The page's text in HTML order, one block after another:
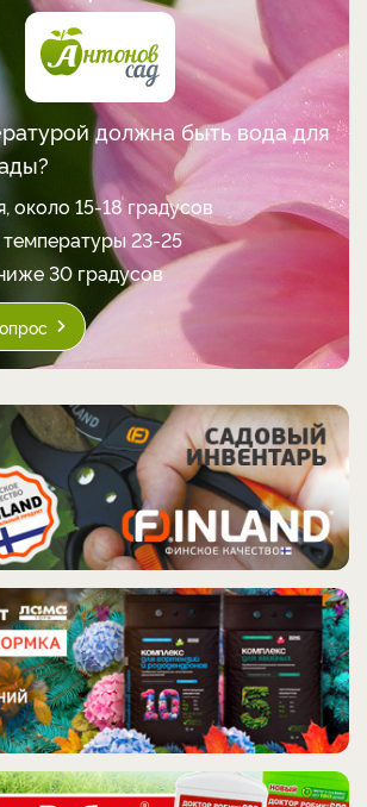
должна быть вода для
около 15-18 градусов
23-25
30 градусов